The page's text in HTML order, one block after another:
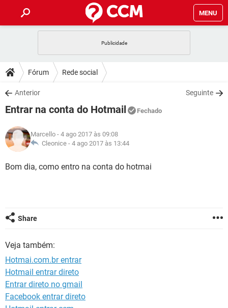
MENU
CELULAR
OUTLOOK
INSTAGRAM GMAIL
GUIA DE COMPRAS
DICAS
JOGOS
INSTAGRAM
GUIA DE COMPRAS
DOWNLOADS
JOGOS WHATSAPP
CELULAR
OUTLOOK EXCEL
INSTAGRAM GMAIL
JOGOS
CELULAR
OUTLOOK EXCEL
GLOSSÁRIO
JOGOS WHATSAPP
INSTAGRAM
Fórum Rede social
Anterior Seguinte
Entrar na conta do Hotmail Fechado
Marcello - 4 ago 2017 às 09:08
Cleonice - 4 ago 2017 às 13:44
Bom dia, como entro na conta do hotmai
Share
Veja também:
Hotmai.com.br entrar
Hotmail entrar direto
Entrar direto no gmail
Facebook entrar direto